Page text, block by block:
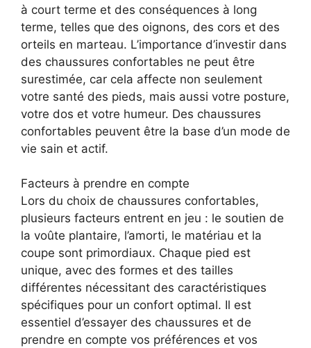
à court terme et des conséquences à long
terme, telles que des oignons, des cors et des
orteils en marteau. L’importance d’investir dans
des chaussures confortables ne peut être
surestimée, car cela affecte non seulement
votre santé des pieds, mais aussi votre posture,
votre dos et votre humeur. Des chaussures
confortables peuvent être la base d’un mode de
vie sain et actif.
Facteurs à prendre en compte
Lors du choix de chaussures confortables,
plusieurs facteurs entrent en jeu : le soutien de
la voûte plantaire, l’amorti, le matériau et la
coupe sont primordiaux. Chaque pied est
unique, avec des formes et des tailles
différentes nécessitant des caractéristiques
spécifiques pour un confort optimal. Il est
essentiel d’essayer des chaussures et de
prendre en compte vos préférences et vos